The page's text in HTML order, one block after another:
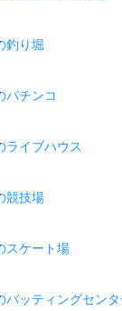
釣り堀
パチンコ
ライブハウス
競技場
スケート場
バッティングセン